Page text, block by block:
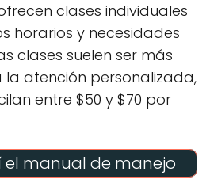
clases individuales
horarios y necesidades
clases suelen ser más
atención personalizada,
entre $50 y $70 por
manual de manejo